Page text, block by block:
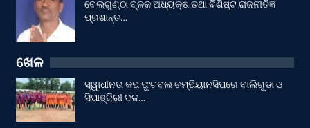
ବେଲଗୁଣ୍ଠା ବ୍ଳକ ଅଧ୍ୟକ୍ଷ ତଥା ବିଶିଷ୍ଟ ରାଜନୀତିଜ୍ଞ
ପ୍ରଶାନ୍ତ…
ଖେଳ
ସ୍ୱାଧୀନତା କପ ଫୁଟବଲ ଚମ୍ପିୟାନସିପରେ ବାଲିଗୁଡା ଓ
ସିପାଞ୍ଜିରୀ ଦଳ…